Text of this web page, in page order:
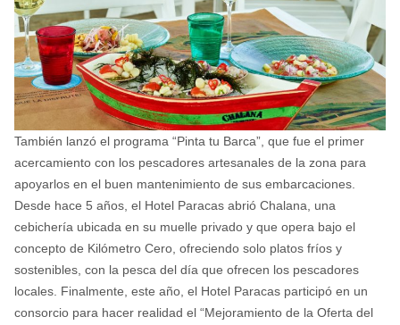
También lanzó el programa “Pinta tu Barca”, que fue el primer
acercamiento con los pescadores artesanales de la zona para
apoyarlos en el buen mantenimiento de sus embarcaciones.
Desde hace 5 años, el Hotel Paracas abrió Chalana, una
cebichería ubicada en su muelle privado y que opera bajo el
concepto de Kilómetro Cero, ofreciendo solo platos fríos y
sostenibles, con la pesca del día que ofrecen los pescadores
locales. Finalmente, este año, el Hotel Paracas participó en un
consorcio para hacer realidad el “Mejoramiento de la Oferta del